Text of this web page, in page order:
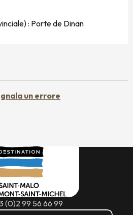
: Porte de Dinan
un errore
(0)2 99 56 66 99